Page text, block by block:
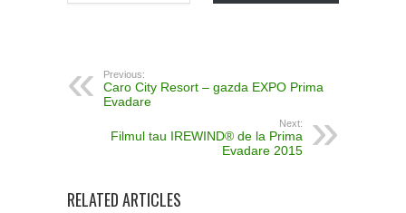
Previous:
Caro City Resort – gazda EXPO Prima
Evadare
Next:
Filmul tau IREWIND® de la Prima
Evadare 2015
RELATED ARTICLES